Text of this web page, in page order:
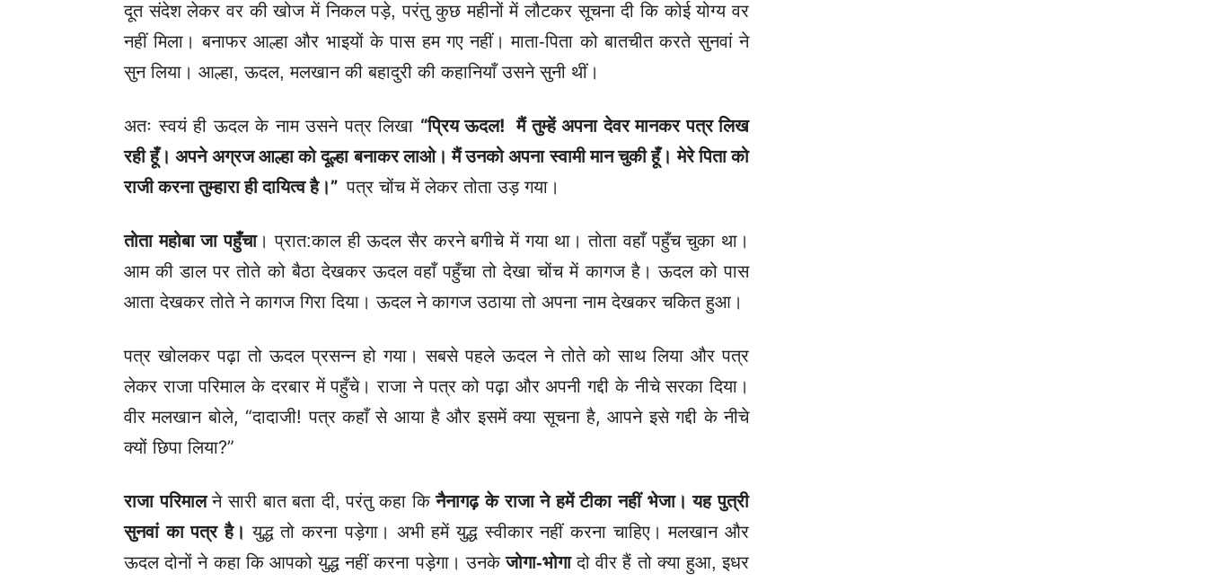
दूत संदेश लेकर वर की खोज में निकल पड़े, परंतु कुछ महीनों में लौटकर सूचना दी कि कोई योग्य वर
नहीं मिला। बनाफर आल्हा और भाइयों के पास हम गए नहीं।माता-पिता को बातचीत करते सुनवां ने
सुन लिया। आल्हा, ऊदल, मलखान की बहादुरी की कहानियाँ उसने सुनी थीं।
अतः स्वयं ही ऊदल के नाम उसने पत्र लिखा “प्रिय ऊदल! मैं तुम्हें अपना देवर मानकर पत्र लिख
रही हूँ। अपने अग्रज आल्हा को दूल्हा बनाकर लाओ। मैं उनको अपना स्वामी मान चुकी हूँ। मेरे पिता को
राजी करना तुम्हारा ही दायित्व है।”पत्र चोंच में लेकर तोता उड़ गया।
तोता महोबा जा पहुँचा। प्रात:काल ही ऊदल सैर करने बगीचे में गया था। तोता वहाँ पहुँच चुका था।
आम की डाल पर तोते को बैठा देखकर ऊदल वहाँ पहुँचा तो देखा चोंच में कागज है। ऊदल को पास
आता देखकर तोते ने कागज गिरा दिया। ऊदल ने कागज उठाया तो अपना नाम देखकर चकित हुआ।
पत्र खोलकर पढ़ा तो ऊदल प्रसन्न हो गया। सबसे पहले ऊदल ने तोते को साथ लिया और पत्र
लेकर राजा परिमाल के दरबार में पहुँचे। राजा ने पत्र को पढ़ा और अपनी गद्दी के नीचे सरका दिया।
वीर मलखान बोले, “दादाजी! पत्र कहाँ से आया है और इसमें क्या सूचना है, आपने इसे गद्दी के नीचे
क्यों छिपा लिया?”
राजा परिमालने सारी बात बता दी, परंतु कहा किनैनागढ़ के राजा ने हमें टीका नहीं भेजा। यह पुत्री
सुनवां का पत्र है। युद्ध तो करना पड़ेगा। अभी हमें युद्ध स्वीकार नहीं करना चाहिए। मलखान और
ऊदल दोनों ने कहा कि आपको युद्ध नहीं करना पड़ेगा। उनकेजोगा-भोगादो वीर हैं तो क्या हुआ, इधर